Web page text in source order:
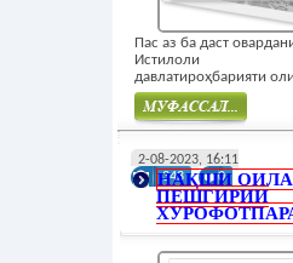
Пас аз ба даст
Истилоли
давлатироҳбарияти
2-08-2023, 16:11
343
0
НАҚШИ ОИЛА
ПЕШГИРИИ